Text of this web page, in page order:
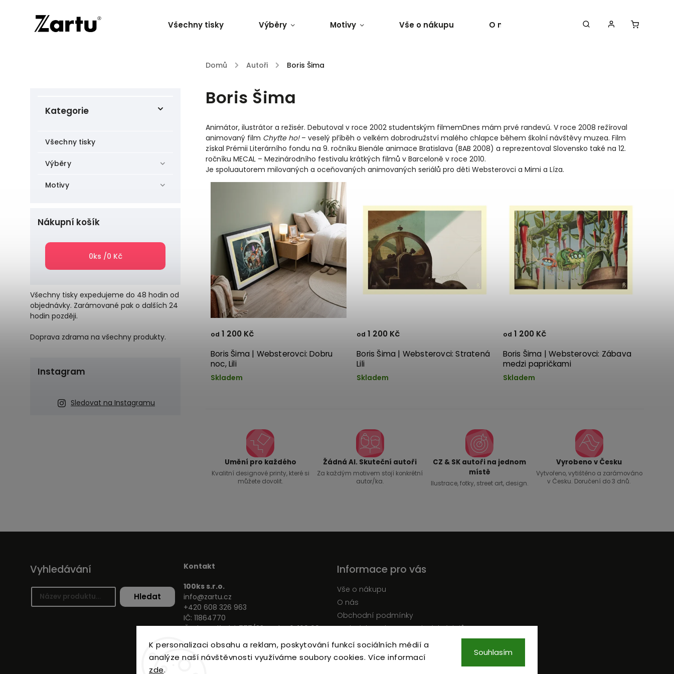
K personalizaci obsahu a reklam, poskytování funkcí sociálních médií a
analýze naší návštěvnosti využíváme soubory cookies. Více informací
zde.
Souhlasím
Všechny tisky Výběry Motivy Vše o nákupu O nás
Domů / / Boris Šima
Kategorie
Všechny tisky
Výběry
Motivy
Nákupní košík
0ks /0 Kč
Všechny tisky expedujeme do 48 hodin od
objednávky. Zarámované pak o dalších 24
hodin později.
Doprava zdrama na všechny produkty.
Instagram
Sledovat na Instagramu
Boris Šima
Animátor, ilustrátor a režisér. Debutoval v roce 2002 studentským filmemDnes mám prvé randevú. V roce 2008 režíroval
animovaný film Chyťte ho!– veselý příběh o velkém dobrodružství malého chlapce během školní návštěvy muzea. Film
získal Prémii Literárního fondu na 9. ročníku Bienále animace Bratislava (BAB 2008) a reprezentoval Slovensko také na 12.
ročníku MECAL – Mezinárodního festivalu krátkých filmů v Barceloně v roce 2010.
Je spoluautorem milovaných a oceňovaných animovaných seriálů pro děti Websterovci a Mimi a Líza.
Boris Šima | Websterovci: Dobru
noc, Lili
Skladem
od 1 200 Kč
Boris Šima | Websterovci: Stratená
Lili
Skladem
od 1 200 Kč
Boris Šima | Websterovci: Zábava
medzi papričkami
Skladem
od 1 200 Kč
Umění pro každého
Kvalitní designové printy, které si
můžete dovolit.
Žádná AI. Skuteční autoři
Za každým motivem stojí konkrétní
autor/ka.
CZ & SK autoři na jednom
místě
Ilustrace, fotky, street art, design.
Vyrobeno v Česku
Vytvořeno, vytištěno a zarámováno
v Česku. Doručení do 3 dnů.
Vyhledávání
Hledat
Kontakt
100ks s.r.o.
info@zartu.cz
+420 608 326 963
IČ: 11864770
Českomalínská 777/23, Praha 6, 160 00
Informace pro vás
Vše o nákupu
O nás
Obchodní podmínky
Podmínky ochrany osobních údajů
Moje objednávka